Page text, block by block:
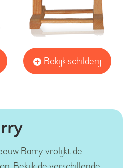
Bekijk schilderij
Barry vrolijkt de